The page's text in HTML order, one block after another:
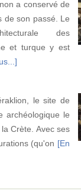
a conservé de
de son passé. Le
des
et turque y est
le site de
archéologique le
Crète. Avec ses
(qu'on [En